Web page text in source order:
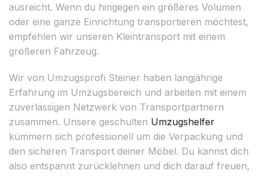
ausreicht. Wenn du hingegen ein größeres Volumen
oder eine ganze Einrichtung transportieren möchtest,
empfehlen wir unseren Kleintransport mit einem
größeren Fahrzeug.
Wir von Umzugsprofi Steiner haben langjährige
Erfahrung im Umzugsbereich und arbeiten mit einem
zuverlässigen Netzwerk von Transportpartnern
zusammen. Unsere geschulten Umzugshelfer
kümmern sich professionell um die Verpackung und
den sicheren Transport deiner Möbel. Du kannst dich
also entspannt zurücklehnen und dich darauf freuen,